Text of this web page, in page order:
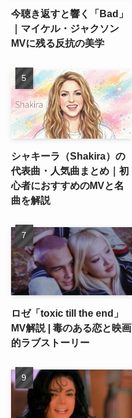
今聴き返すと響く「Bad」
｜マイケル・ジャクソン
MVに残る反抗の美学
シャキーラ（Shakira）の
代表曲・人気曲まとめ｜初
心者におすすめのMVと名
曲を解説
ロゼ「toxic till the end」
MV解説 | 毒のある恋と映画
的ラブストーリー